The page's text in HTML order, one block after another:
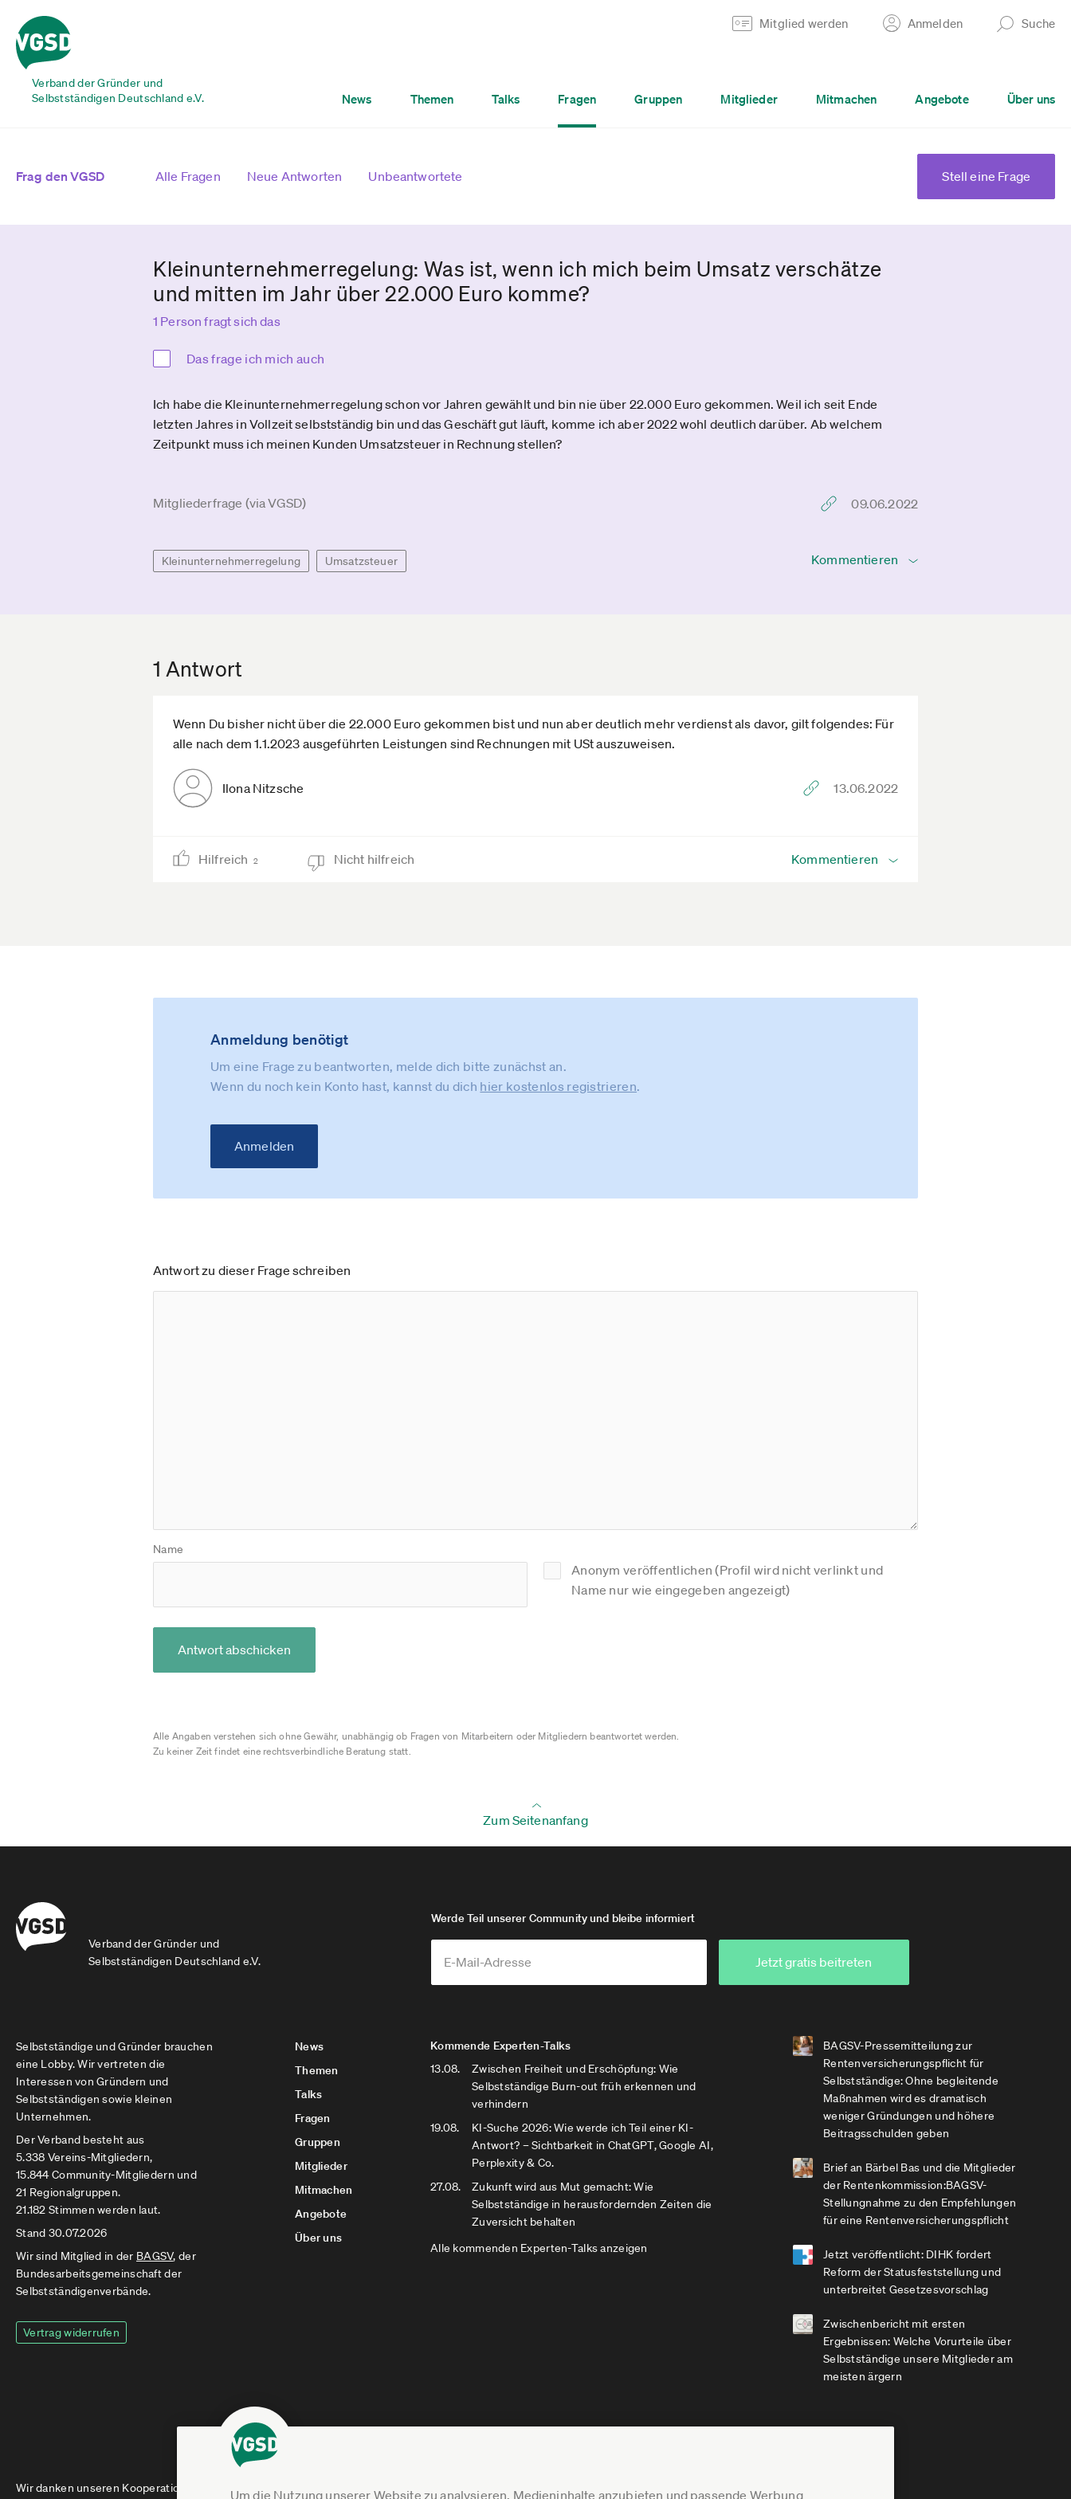
Verband der Gründer und
Selbstständigen Deutschland e.V.
Mitglied werden Anmelden Suche
News Themen Talks Fragen Gruppen Mitglieder Mitmachen Angebote Über uns
Um die Nutzung unserer Website zu analysieren, Medieninhalte anzubieten und passende Werbung
Frag den VGSD Alle Fragen Neue Antworten Unbeantwortete Stell eine Frage
Kleinunternehmerregelung: Was ist, wenn ich mich beim Umsatz verschätze
und mitten im Jahr über 22.000 Euro komme?
1 Person fragt sich das
Das frage ich mich auch
Ich habe die Kleinunternehmerregelung schon vor Jahren gewählt und bin nie über 22.000 Euro gekommen. Weil ich seit Ende
letzten Jahres in Vollzeit selbstständig bin und das Geschäft gut läuft, komme ich aber 2022 wohl deutlich darüber. Ab welchem
Zeitpunkt muss ich meinen Kunden Umsatzsteuer in Rechnung stellen?
Mitgliederfrage (via VGSD) 09.06.2022
Kleinunternehmerregelung Umsatzsteuer Kommentieren
1 Antwort
Wenn Du bisher nicht über die 22.000 Euro gekommen bist und nun aber deutlich mehr verdienst als davor, gilt folgendes: Für
alle nach dem 1.1.2023 ausgeführten Leistungen sind Rechnungen mit USt auszuweisen.
Ilona Nitzsche 13.06.2022
Hilfreich 2 Nicht hilfreich Kommentieren
Anmeldung benötigt
Um eine Frage zu beantworten, melde dich bitte zunächst an.
Wenn du noch kein Konto hast, kannst du dich hier kostenlos registrieren.
Anmelden
Antwort zu dieser Frage schreiben
Name
Anonym veröffentlichen (Profil wird nicht verlinkt und
Name nur wie eingegeben angezeigt)
Antwort abschicken
Alle Angaben verstehen sich ohne Gewähr, unabhängig ob Fragen von Mitarbeitern oder Mitgliedern beantwortet werden.
Zu keiner Zeit findet eine rechtsverbindliche Beratung statt.
Zum Seitenanfang
Verband der Gründer und
Selbstständigen Deutschland e.V.
Werde Teil unserer Community und bleibe informiert
Jetzt gratis beitreten
Selbstständige und Gründer brauchen
eine Lobby. Wir vertreten die
Interessen von Gründern und
Selbstständigen sowie kleinen
Unternehmen.
Der Verband besteht aus
5.338 Vereins-Mitgliedern,
15.844 Community-Mitgliedern und
21 Regionalgruppen.
21.182 Stimmen werden laut.
Stand 30.07.2026
Wir sind Mitglied in der BAGSV, der
Bundesarbeitsgemeinschaft der
Selbstständigenverbände.
Vertrag widerrufen
News
Themen
Talks
Fragen
Gruppen
Mitglieder
Mitmachen
Angebote
Über uns
Kommende Experten-Talks
13.08.
Zwischen Freiheit und Erschöpfung: Wie
Selbstständige Burn-out früh erkennen und
verhindern
19.08.
KI-Suche 2026: Wie werde ich Teil einer KI-
Antwort? – Sichtbarkeit in ChatGPT, Google AI,
Perplexity & Co.
27.08.
Zukunft wird aus Mut gemacht: Wie
Selbstständige in herausfordernden Zeiten die
Zuversicht behalten
Alle kommenden Experten-Talks anzeigen
BAGSV-Pressemitteilung zur
Rentenversicherungspflicht für
Selbstständige: Ohne begleitende
Maßnahmen wird es dramatisch
weniger Gründungen und höhere
Beitragsschulden geben
Brief an Bärbel Bas und die Mitglieder
der Rentenkommission:BAGSV-
Stellungnahme zu den Empfehlungen
für eine Rentenversicherungspflicht
Jetzt veröffentlicht: DIHK fordert
Reform der Statusfeststellung und
unterbreitet Gesetzesvorschlag
Zwischenbericht mit ersten
Ergebnissen: Welche Vorurteile über
Selbstständige unsere Mitglieder am
meisten ärgern
Wir danken unseren Kooperationspartnern